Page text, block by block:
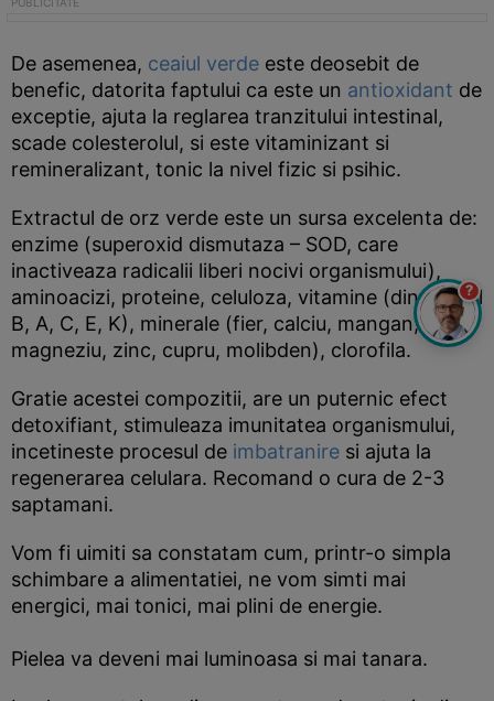
De asemenea, ceaiul verde este deosebit de
benefic, datorita faptului ca este un antioxidant de
exceptie, ajuta la reglarea tranzitului intestinal,
scade colesterolul, si este vitaminizant si
remineralizant, tonic la nivel fizic si psihic.
Extractul de orz verde este un sursa excelenta de:
enzime (superoxid dismutaza – SOD, care
inactiveaza radicalii liberi nocivi organismului),
aminoacizi, proteine, celuloza, vitamine (din grupul
B, A, C, E, K), minerale (fier, calciu, mangan,
magneziu, zinc, cupru, molibden), clorofila.
Gratie acestei compozitii, are un puternic efect
detoxifiant, stimuleaza imunitatea organismului,
incetineste procesul de imbatranire si ajuta la
regenerarea celulara. Recomand o cura de 2-3
saptamani.
Vom fi uimiti sa constatam cum, printr-o simpla
schimbare a alimentatiei, ne vom simti mai
energici, mai tonici, mai plini de energie.
Pielea va deveni mai luminoasa si mai tanara.
?